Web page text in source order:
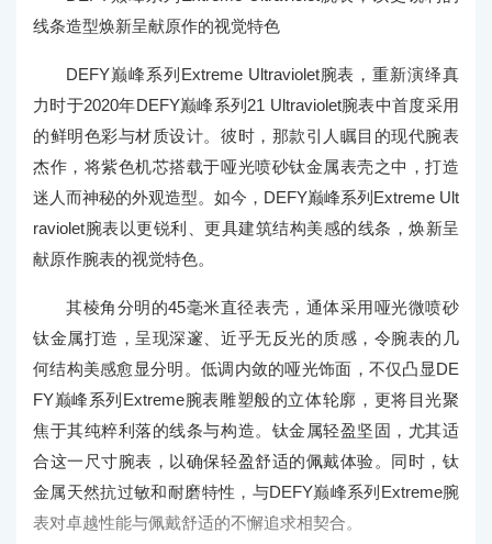
线条造型焕新呈献原作的视觉特色
DEFY巅峰系列Extreme Ultraviolet腕表，重新演绎真
力时于2020年DEFY巅峰系列21 Ultraviolet腕表中首度采用
的鲜明色彩与材质设计。彼时，那款引人瞩目的现代腕表
杰作，将紫色机芯搭载于哑光喷砂钛金属表壳之中，打造
迷人而神秘的外观造型。如今，DEFY巅峰系列Extreme Ult
raviolet腕表以更锐利、更具建筑结构美感的线条，焕新呈
献原作腕表的视觉特色。
其棱角分明的45毫米直径表壳，通体采用哑光微喷砂
钛金属打造，呈现深邃、近乎无反光的质感，令腕表的几
何结构美感愈显分明。低调内敛的哑光饰面，不仅凸显DE
FY巅峰系列Extreme腕表雕塑般的立体轮廓，更将目光聚
焦于其纯粹利落的线条与构造。钛金属轻盈坚固，尤其适
合这一尺寸腕表，以确保轻盈舒适的佩戴体验。同时，钛
金属天然抗过敏和耐磨特性，与DEFY巅峰系列Extreme腕
表对卓越性能与佩戴舒适的不懈追求相契合。